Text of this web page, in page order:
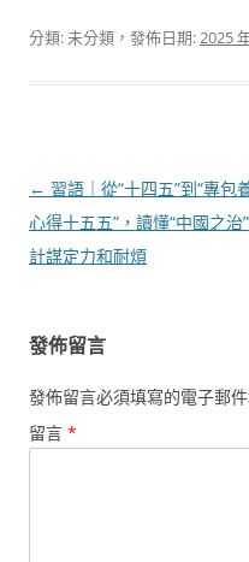
分類: 未分類，發佈日期:2025
文
章
導
← 習語｜從“十四五”到“專包
心得十五五”，讀懂“中國之治
計謀定力和耐煩
發佈留言
發佈留言必須填寫的電子郵
留言 *